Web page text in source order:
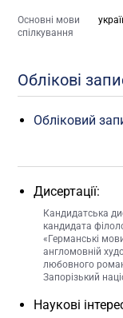
Основні мови
спілкування
Облікові
Обліковий
Дисертації:
Кандидатська
кандидата
«Германські
англомовній
любовного
Запорізький
Наукові